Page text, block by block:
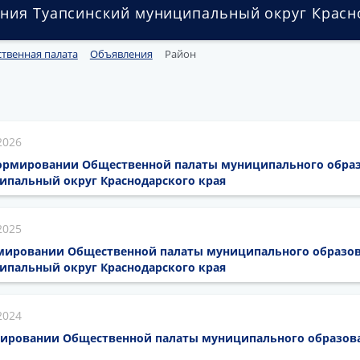
Туапсинский муниципальный округ
палата Объявления Район
Общественной палаты муниципального
округ Краснодарского края
Общественной палаты муниципального
округ Краснодарского края
Общественной палаты муниципального